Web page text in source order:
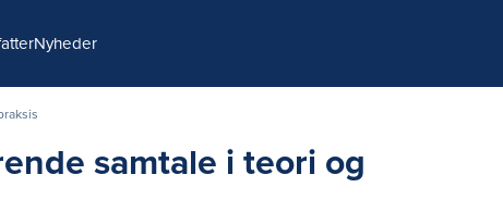
Nyheder
samtale i teori og